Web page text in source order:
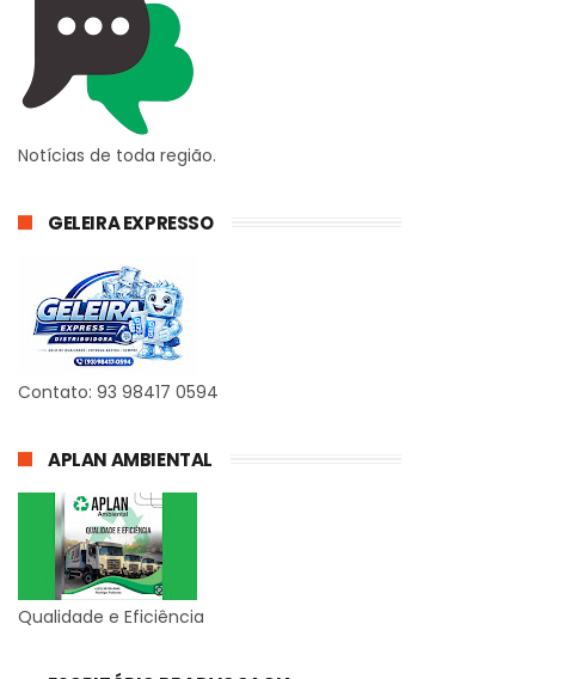
Notícias de toda região.
GELEIRA EXPRESSO
Contato: 93 98417 0594
APLAN AMBIENTAL
Qualidade e Eficiência